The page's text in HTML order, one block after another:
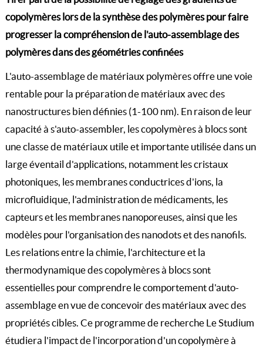
copolymères lors de la synthèse des polymères pour faire
progresser la compréhension de l'auto-assemblage des
polymères dans des géométries confinées
L'auto-assemblage de matériaux polymères offre une voie
rentable pour la préparation de matériaux avec des
nanostructures bien définies (1-100 nm). En raison de leur
capacité à s'auto-assembler, les copolymères à blocs sont
une classe de matériaux utile et importante utilisée dans un
large éventail d'applications, notamment les cristaux
photoniques, les membranes conductrices d'ions, la
microfluidique, l'administration de médicaments, les
capteurs et les membranes nanoporeuses, ainsi que les
modèles pour l'organisation des nanodots et des nanofils.
Les relations entre la chimie, l'architecture et la
thermodynamique des copolymères à blocs sont
essentielles pour comprendre le comportement d'auto-
assemblage en vue de concevoir des matériaux avec des
propriétés cibles. Ce programme de recherche Le Studium
étudiera l'impact de l'incorporation d'un copolymère à